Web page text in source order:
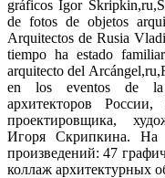
gráficos Igor
de fotos de objetos
Arquitectos de Rusia
tiempo ha estado
arquitecto del
en los eventos de la
архитекторов
проектировщика,
Игоря Скрипкина. На
произведений: 47
коллаж архитектурных